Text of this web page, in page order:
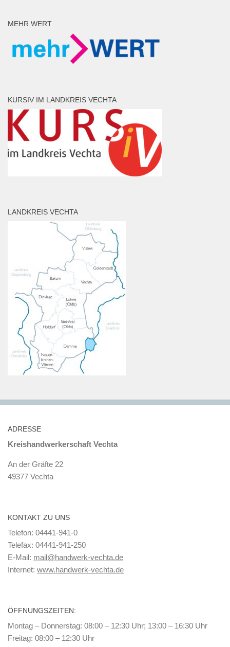
MEHR WERT
KURSIV IM LANDKREIS VECHTA
LANDKREIS VECHTA
ADRESSE
Kreishandwerkerschaft Vechta
An der Gräfte 22
49377 Vechta
KONTAKT ZU UNS
Telefon: 04441-941-0
Telefax: 04441-941-250
E-Mail: mail@handwerk-vechta.de
Internet: www.handwerk-vechta.de
ÖFFNUNGSZEITEN:
Montag – Donnerstag: 08:00 – 12:30 Uhr; 13:00 – 16:30 Uhr
Freitag: 08:00 – 12:30 Uhr